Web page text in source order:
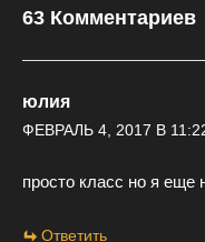
63 Комментариев
юлия
ФЕВРАЛЬ 4, 2017 В
просто класс но я еще
Ответить